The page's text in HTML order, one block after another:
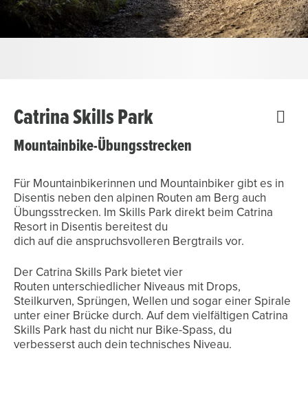
Catrina Skills Park
Mountainbike-Übungsstrecken
Für Mountainbikerinnen und Mountainbiker gibt es in
Disentis neben den alpinen Routen am Berg auch
Übungsstrecken. Im Skills Park direkt beim Catrina
Resort in Disentis bereitest du
dich auf die anspruchsvolleren Bergtrails vor.
Der Catrina Skills Park bietet vier
Routen unterschiedlicher Niveaus mit Drops,
Steilkurven, Sprüngen, Wellen und sogar einer Spirale
unter einer Brücke durch. Auf dem vielfältigen Catrina
Skills Park hast du nicht nur Bike-Spass, du
verbesserst auch dein technisches Niveau.